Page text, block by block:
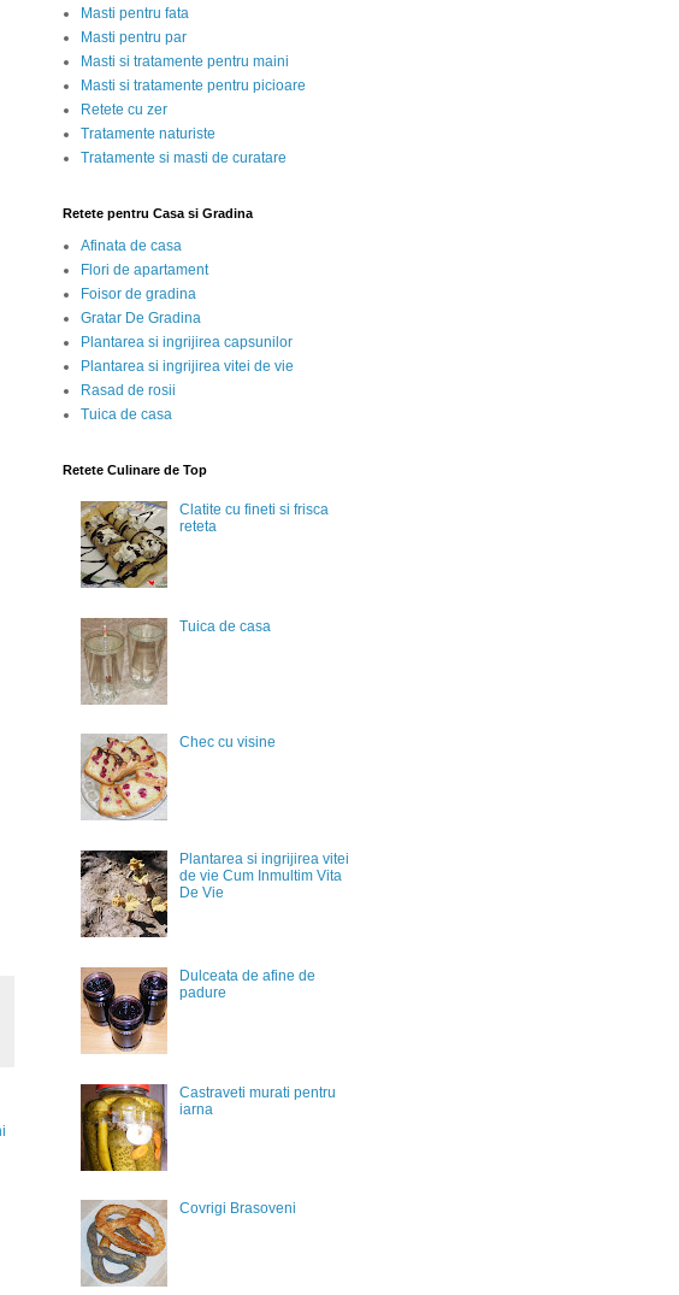
Masti pentru fata
Masti pentru par
Masti si tratamente pentru maini
Masti si tratamente pentru picioare
Retete cu zer
Tratamente naturiste
Tratamente si masti de curatare
Retete pentru Casa si Gradina
Afinata de casa
Flori de apartament
Foisor de gradina
Gratar De Gradina
Plantarea si ingrijirea capsunilor
Plantarea si ingrijirea vitei de vie
Rasad de rosii
Tuica de casa
Retete Culinare de Top
Clatite cu fineti si frisca
reteta
Tuica de casa
Chec cu visine
Plantarea si ingrijirea vitei
de vie Cum Inmultim Vita
De Vie
Dulceata de afine de
padure
Castraveti murati pentru
iarna
Covrigi Brasoveni